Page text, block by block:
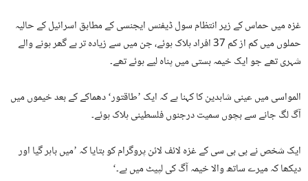
غزہ میں حماس کے زیر انتظام سول ڈیفنس ایجنسی کے مطابق اسرائیل کے حالیہ
حملوں میں کم از کم 37 افراد ہلاک ہوئے، جن میں سے زیادہ تر بے گھر ہونے والے
شہری تھے جو ایک خیمہ بستی میں پناہ لیے ہوئے تھے۔
المواسی میں عینی شاہدین کا کہنا ہے کہ ایک ’طاقتور‘ دھماکے کے بعد خیموں میں
آگ لگ جانے سے بچوں سمیت درجنوں فلسطینی ہلاک ہوئے۔
ایک شخص نے بی بی سی کے غزہ لائف لائن پروگرام کو بتایا کہ ’میں باہر گیا اور
دیکھا کہ میرے ساتھ والا خیمہ آگ کی لپیٹ میں ہے۔‘